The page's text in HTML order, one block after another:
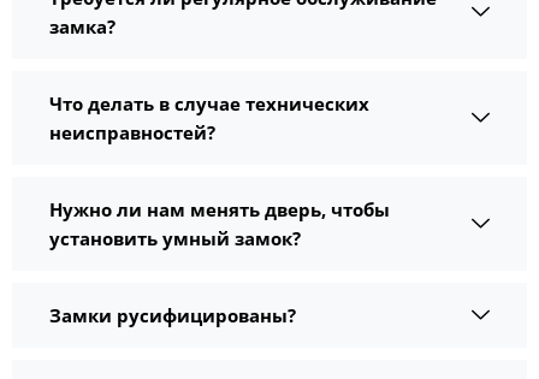
замка?
Что делать в случае технических
неисправностей?
Нужно ли нам менять дверь, чтобы
установить умный замок?
Замки русифицированы?